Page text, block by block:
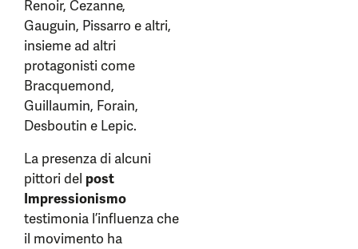
Renoir, Cezanne,
Gauguin, Pissarro e altri,
insieme ad altri
protagonisti come
Bracquemond,
Guillaumin, Forain,
Desboutin e Lepic.
La presenza di alcuni
pittori del post
Impressionismo
testimonia l’influenza che
il movimento ha